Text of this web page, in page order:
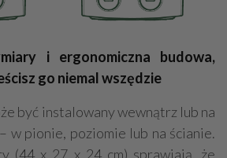
i ergonomiczna budowa,
go niemal wszędzie
być instalowany wewnątrz lub na
w pionie, poziomie lub na ścianie.
(44 x 27 x 24 cm) sprawiają, że